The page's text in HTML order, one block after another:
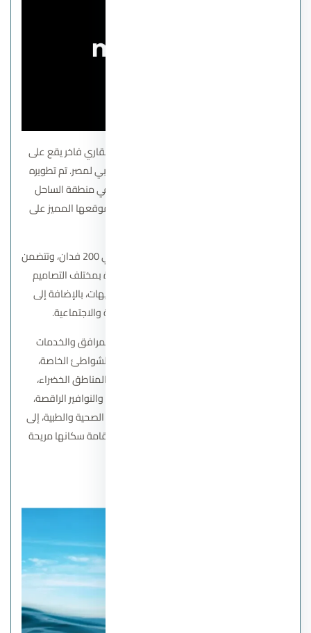
هي مشروع عقاري فاخر يقع على
ساحل البحر الأبيض المتوسط في الشمال الغربي لمصر. تم تطويره
بواسطة شركة جدار للتطوير العقاري، وتقع في منطقة الساحل
الشمالي بالقرب من مارينا والعلمين، وتتميز بموقعها المميز على
تمتد قرية سي فيو على مساحة كبيرة تبلغ حوالي 200 فدان، وتتضمن
مجموعة متنوعة من وحدات الإقامة الفاخرة بمختلف التصاميم
والأحجام، مثل الفيلل والتوين هاوس والشاليهات، بالإضافة إلى
العديد من المرافق والخدمات الترفيهية والاجتماعية.
تتميز قرية سي فيو بمجموعة واسعة من المرافق والخدمات
المتطورة، بما في ذلك حمامات السباحة، والشواطئ الخاصة،
والمطاعم والكافيهات، ومناطق الشواء، والمناطق الخضراء،
والملاعب الرياضية، ومناطق الألعاب المائية، والنوافير الراقصة،
والأمن والحراسة على مدار الساعة، والخدمات الصحية والطبية، إلى
جانب العديد من الخدمات الأخرى التي تجعل إقامة سكانها مريحة